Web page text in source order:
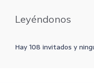
Leyéndonos
Hay 108 invitados y